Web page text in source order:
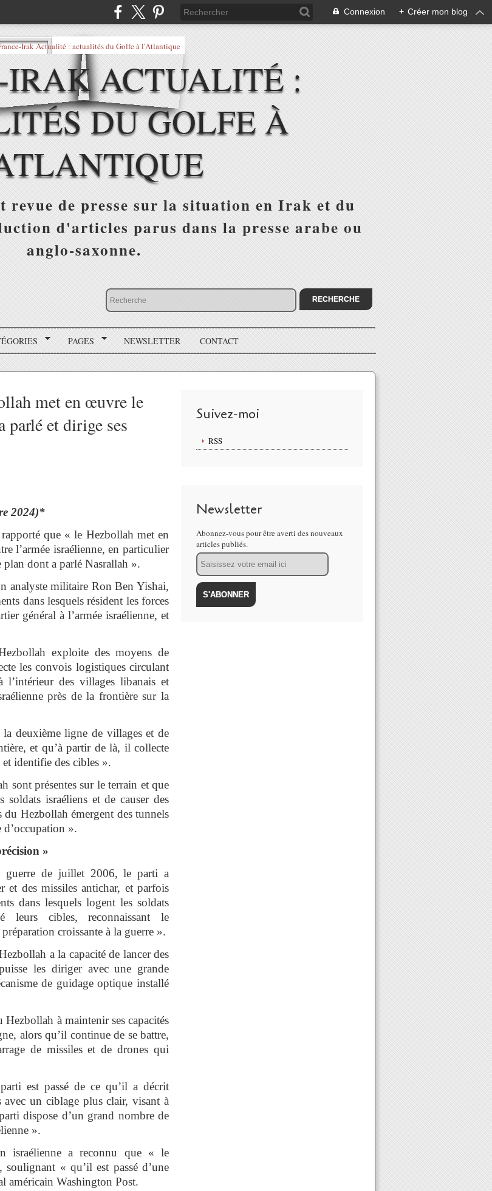
Connexion + Créer mon blog
IRAK ACTUALITÉ :
DU GOLFE À
revue de presse sur la situation en Irak et du
d'articles parus dans la presse arabe ou
anglo-saxonne.
PAGES NEWSLETTER CONTACT
met en œuvre le
parlé et dirige ses
2024)*
que « le Hezbollah met en
l’armée israélienne, en particulier
plan dont a parlé Nasrallah ».
analyste militaire Ron Ben Yishai,
dans lesquels résident les forces
général à l’armée israélienne, et
exploite des moyens de
les convois logistiques circulant
l’intérieur des villages libanais et
près de la frontière sur la
deuxième ligne de villages et de
et qu’à partir de là, il collecte
identifie des cibles ».
sont présentes sur le terrain et que
israéliens et de causer des
Hezbollah émergent des tunnels
d’occupation ».
»
de juillet 2006, le parti a
et des missiles antichar, et parfois
dans lesquels logent les soldats
leurs cibles, reconnaissant le
croissante à la guerre ».
a la capacité de lancer des
les diriger avec une grande
de guidage optique installé
à maintenir ses capacités
alors qu’il continue de se battre,
de missiles et de drones qui
est passé de ce qu’il a décrit
avec un ciblage plus clair, visant à
dispose d’un grand nombre de
».
israélienne a reconnu que « le
« qu’il est passé d’une
américain Washington Post.
Suivez-moi
RSS
Newsletter
Abonnez-vous pour être averti des nouveaux
articles publiés.
Email